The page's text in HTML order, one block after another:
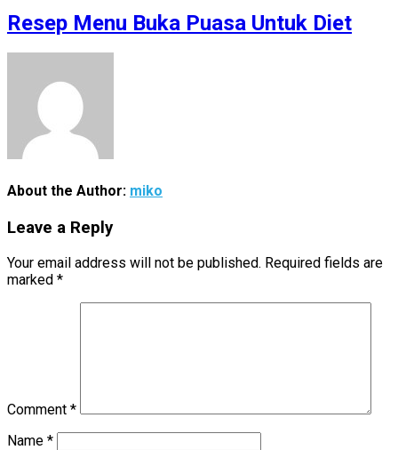
Resep Menu Buka Puasa Untuk Diet
About the Author: miko
Leave a Reply
Your email address will not be published. Required fields are
marked *
Comment *
Name *